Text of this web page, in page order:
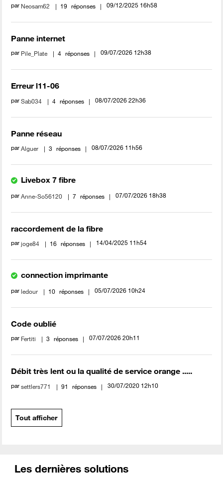
par Neosam62 19 réponses ‎09/12/2025 16h58
Panne internet
par Pile_Plate 4 réponses ‎09/07/2026 12h38
Erreur l11-06
parSab034 4 réponses ‎08/07/2026 22h36
Panne réseau
parAlguer 3 réponses ‎08/07/2026 11h56
Livebox 7 fibre
parAnne-So56120 7 réponses ‎07/07/2026 18h38
raccordement de la fibre
parjoge84 16 réponses ‎14/04/2025 11h54
connection imprimante
parledour 10 réponses ‎05/07/2026 10h24
Code oublié
par Fertiti 3 réponses ‎07/07/2026 20h11
Débit très lent ou la qualité de service orange .....
parsettlers771 91 réponses ‎30/07/2020 12h10
Tout afficher
Les dernières solutions